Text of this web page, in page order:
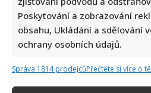
Poskytování a zobrazování
obsahu, Ukládání a sdělování
ochrany osobních údajů.
Správa 1814 prodejcůPřečtěte si více o
odhalí, kdo by se tehdy domluvil